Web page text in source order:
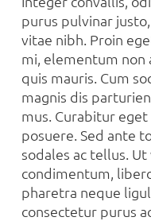
purus pulvinar
vitae nibh. Proin
mi, elementum non
quis mauris. Cum
magnis dis
mus. Curabitur
posuere. Sed ante
sodales ac tellus.
condimentum,
pharetra neque
consectetur purus